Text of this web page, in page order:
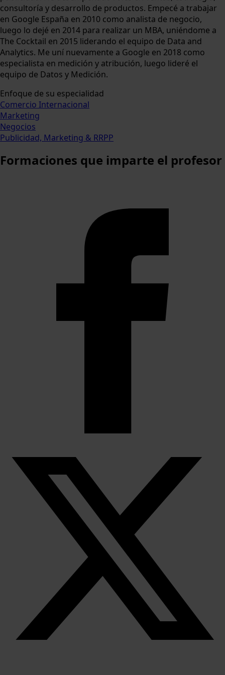
consultoría y desarrollo de productos. Empecé a trabajar
en Google España en 2010 como analista de negocio,
luego lo dejé en 2014 para realizar un MBA, uniéndome a
The Cocktail en 2015 liderando el equipo de Data and
Analytics. Me uní nuevamente a Google en 2018 como
especialista en medición y atribución, luego lideré el
equipo de Datos y Medición.
Enfoque de su especialidad
Comercio Internacional
Marketing
Negocios
Publicidad, Marketing & RRPP
Formaciones que imparte el profesor